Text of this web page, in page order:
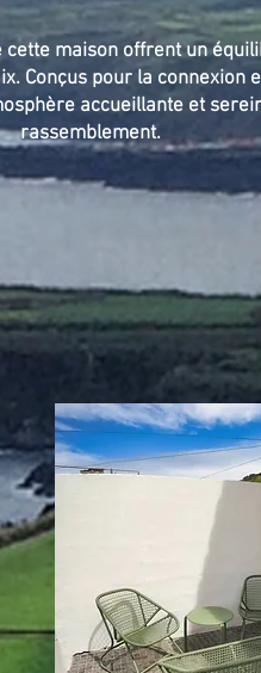
cette maison offrent un
Conçus pour la connexion
accueillante et
rassemblement.